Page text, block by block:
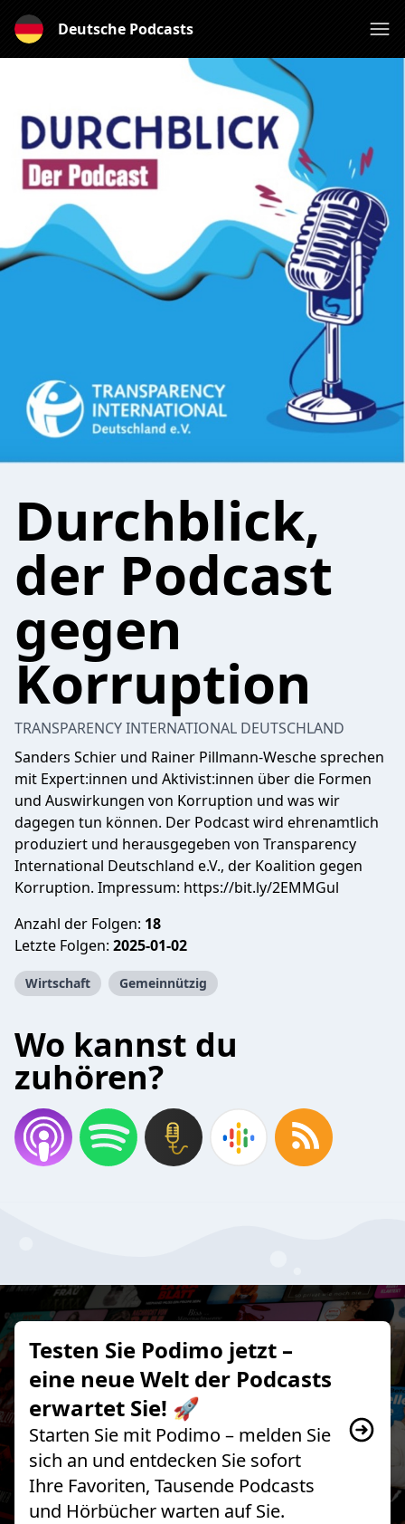
Deutsche Podcasts
Durchblick,
der Podcast
gegen
Korruption
TRANSPARENCY INTERNATIONAL DEUTSCHLAND
Sanders Schier und Rainer Pillmann-Wesche sprechen
mit Expert:innen und Aktivist:innen über die Formen
und Auswirkungen von Korruption und was wir
dagegen tun können. Der Podcast wird ehrenamtlich
produziert und herausgegeben von Transparency
International Deutschland e.V., der Koalition gegen
Korruption. Impressum: https://bit.ly/2EMMGul
Anzahl der Folgen: 18
Letzte Folgen: 2025-01-02
Wirtschaft Gemeinnützig
Wo kannst du
zuhören?
Testen Sie Podimo jetzt –
eine neue Welt der Podcasts
erwartet Sie! 🚀
Starten Sie mit Podimo – melden Sie
sich an und entdecken Sie sofort
Ihre Favoriten, Tausende Podcasts
und Hörbücher warten auf Sie.